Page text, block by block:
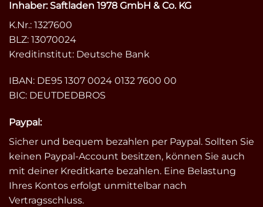
Inhaber: Saftladen 1978 GmbH & Co. KG
K.Nr.: 1327600
BLZ: 13070024
Kreditinstitut: Deutsche Bank
IBAN: DE95 1307 0024 0132 7600 00
BIC: DEUTDEDBROS
Paypal:
Sicher und bequem bezahlen per Paypal. Sollten Sie
keinen Paypal-Account besitzen, können Sie auch
mit deiner Kreditkarte bezahlen. Eine Belastung
Ihres Kontos erfolgt unmittelbar nach
Vertragsschluss.